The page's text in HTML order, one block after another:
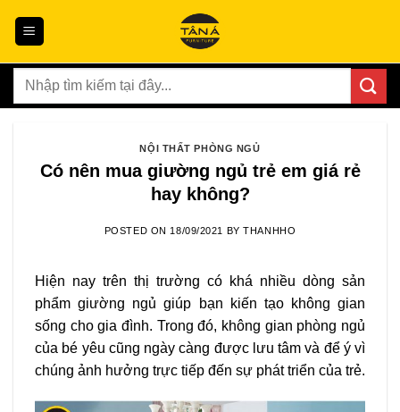
Tìm
NỘI THẤT PHÒNG NGỦ
Có nên mua giường ngủ trẻ em giá rẻ
hay không?
POSTED ON 18/09/2021 BYTHANHHO
Hiện nay trên thị trường có khá nhiều dòng sản
phẩm giường ngủ giúp bạn kiến tạo không gian
sống cho gia đình. Trong đó, không gian phòng ngủ
của bé yêu cũng ngày càng được lưu tâm và để ý vì
chúng ảnh hưởng trực tiếp đến sự phát triển của trẻ.